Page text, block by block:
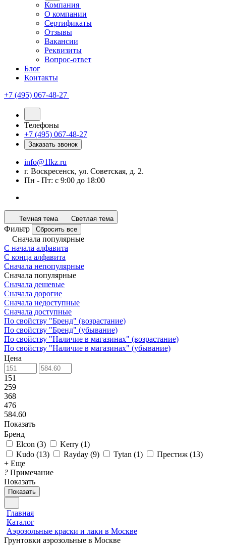
Компания
О компании
Сертификаты
Отзывы
Вакансии
Реквизиты
Вопрос-ответ
Блог
Контакты
+7 (495) 067-48-27
Телефоны
+7 (495) 067-48-27
Заказать звонок
info@1lkz.ru
г. Воскресенск, ул. Советская, д. 2.
Пн - Пт: с 9:00 до 18:00
Темная тема Светлая тема
Фильтр Сбросить все
Сначала популярные
С начала алфавита
С конца алфавита
Сначала непопулярные
Сначала популярные
Сначала дешевые
Сначала дорогие
Сначала недоступные
Сначала доступные
По свойству "Бренд" (возрастание)
По свойству "Бренд" (убывание)
По свойству "Наличие в магазинах" (возрастание)
По свойству "Наличие в магазинах" (убывание)
Цена
151
259
368
476
584.60
Показать
Бренд
Elcon (3) Kerry (1)
Kudo (13) Rayday (9) Tytan (1) Престиж (13)
+ Еще
? Примечание
Показать
Показать
Главная
Каталог
Аэрозольные краски и лаки в Москве
Грунтовки аэрозольные в Москве